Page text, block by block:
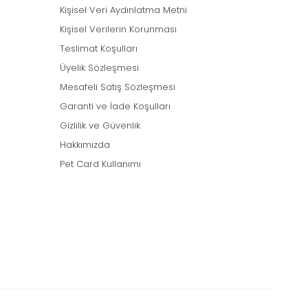
Kişisel Veri Aydınlatma Metni
Kişisel Verilerin Korunması
Teslimat Koşulları
Üyelik Sözleşmesi
Mesafeli Satış Sözleşmesi
Garanti ve İade Koşulları
Gizlilik ve Güvenlik
Hakkımızda
Pet Card Kullanımı